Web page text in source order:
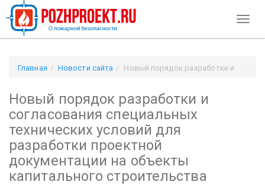
Главная Новости сайта
Новый порядок разработки и
разработки проектной документации на объекты
капитального строительства
Новый порядок разработки и
согласования специальных
технических условий для
разработки проектной
документации на объекты
капитального строительства